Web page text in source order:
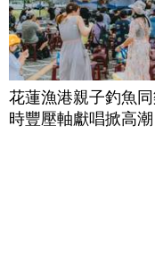
花蓮漁港親子釣魚
時豐壓軸獻唱掀高潮